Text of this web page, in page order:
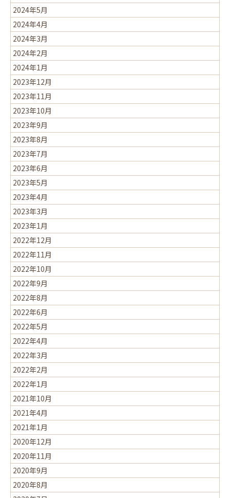
2024年5月
2024年4月
2024年3月
2024年2月
2024年1月
2023年12月
2023年11月
2023年10月
2023年9月
2023年8月
2023年7月
2023年6月
2023年5月
2023年4月
2023年3月
2023年1月
2022年12月
2022年11月
2022年10月
2022年9月
2022年8月
2022年6月
2022年5月
2022年4月
2022年3月
2022年2月
2022年1月
2021年10月
2021年4月
2021年1月
2020年12月
2020年11月
2020年9月
2020年8月